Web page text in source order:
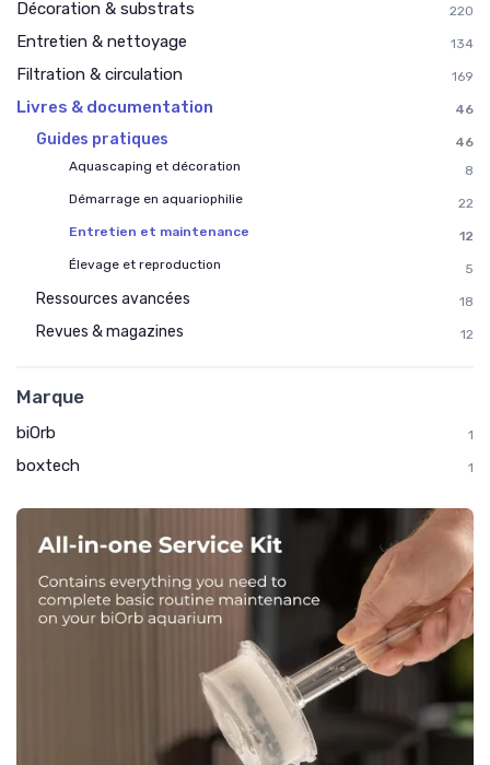
Décoration & substrats 220
Entretien & nettoyage 134
Filtration & circulation 169
Livres & documentation 46
Guides pratiques
46
Aquascaping et décoration
8
Démarrage en aquariophilie
22
Entretien et maintenance
12
Élevage et reproduction
5
Ressources avancées 18
Revues & magazines 12
Marque
biOrb 1
boxtech 1